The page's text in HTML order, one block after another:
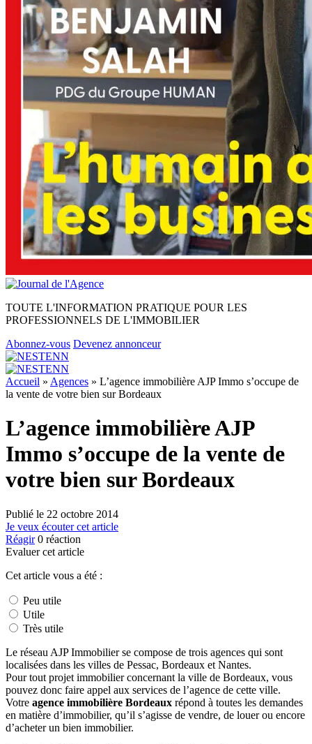
TOUTE L'INFORMATION PRATIQUE POUR LES
PROFESSIONNELS DE L'IMMOBILIER
Abonnez-vous Devenez annonceur
Accueil » Agences » L’agence immobilière AJP Immo s’occupe de
la vente de votre bien sur Bordeaux
L’agence immobilière AJP
Immo s’occupe de la vente de
votre bien sur Bordeaux
Publié le 22 octobre 2014
Je veux écouter cet article
Réagir 0 réaction
Evaluer cet article
Cet article vous a été :
Peu utile
Utile
Très utile
Le réseau AJP Immobilier se compose de trois agences qui sont
localisées dans les villes de Pessac, Bordeaux et Nantes.
Pour tout projet immobilier concernant la ville de Bordeaux, vous
pouvez donc faire appel aux services de l’agence de cette ville.
Votre agence immobilière Bordeaux répond à toutes les demandes
en matière d’immobilier, qu’il s’agisse de vendre, de louer ou encore
d’acheter un bien immobilier.